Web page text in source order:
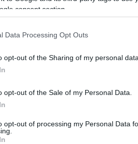
consent section.
Data Processing Opt Outs
opt-out of the Sharing of my personal data.
opt-out of the Sale of my Personal Data.
opt-out of processing my Personal Data
politikus szólalt meg
találva a Fidesz
kormánypárttól?
videó is?